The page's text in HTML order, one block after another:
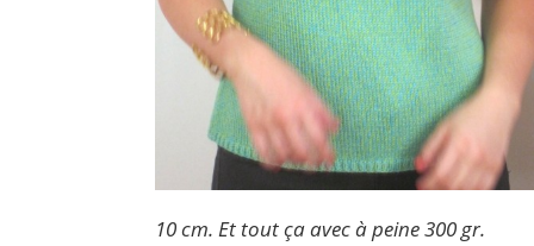
10 cm. Et tout ça avec à peine 300 gr.